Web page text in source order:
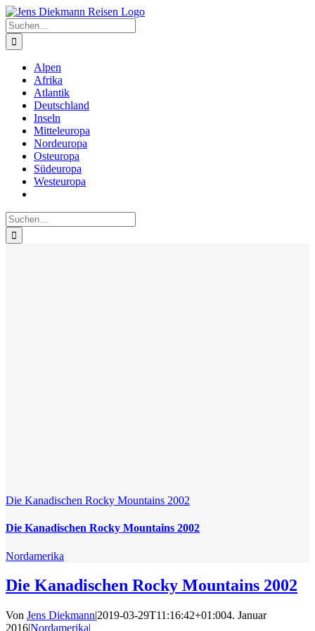
Zum
Inhalt
springen
Suche
nach:
Alpen
Afrika
Atlantik
Deutschland
Inseln
Mitteleuropa
Nordeuropa
Osteuropa
Südeuropa
Westeuropa
Suche
nach:
Die Kanadischen Rocky Mountains 2002
Die Kanadischen Rocky Mountains 2002
Nordamerika
Die Kanadischen Rocky Mountains 2002
Von Jens Diekmann|2019-03-29T11:16:42+01:004. Januar
2016|Nordamerika|